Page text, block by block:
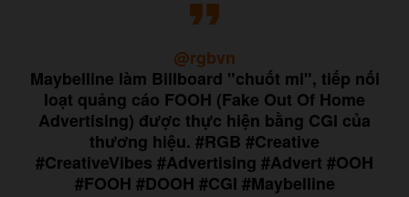
@rgbvn
Maybelline làm Billboard "chuốt mi", tiếp nối
loạt quảng cáo FOOH (Fake Out Of Home
Advertising) được thực hiện bằng CGI của
thương hiệu. #RGB #Creative
#CreativeVibes #Advertising #Advert #OOH
#FOOH #DOOH #CGI #Maybelline